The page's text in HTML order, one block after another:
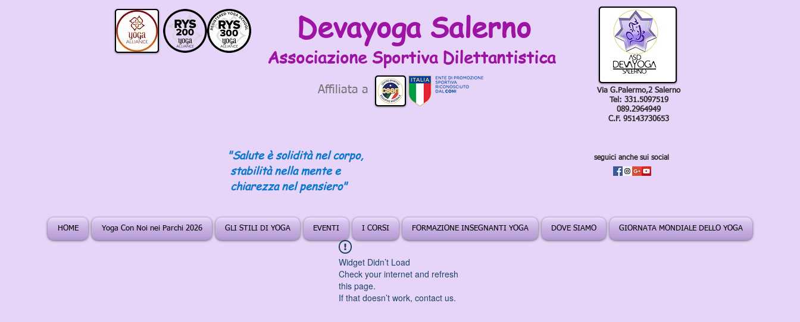
Devayoga Salerno
Associazione Sportiva Dilettantistica
Affiliata a
"Salute è solidità nel corpo,
stabilità nella mente e
chiarezza nel pensiero"
Via G.Palermo,2 Salerno
Tel: 331.5097519
089.2964949
C.F. 95143730653
seguici anche sui social
HOME Yoga Con Noi nei Parchi 2026 GLI STILI DI YOGA EVENTI I CORSI FORMAZIONE INSEGNANTI YOGA DOVE SIAMO GIORNATA MONDIALE DELLO YOGA
Widget Didn’t Load
Check your internet and refresh
this page.
If that doesn’t work, contact us.